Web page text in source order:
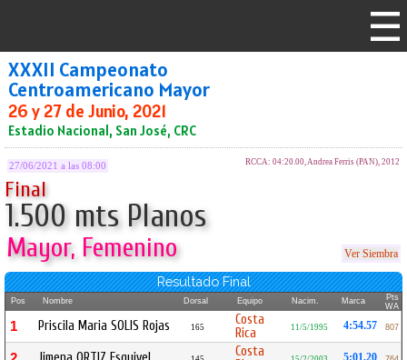
XXXII Campeonato
Centroamericano Mayor
26 y 27 de Junio, 2021
Estadio Nacional, San José, CRC
27/06/2021 a las 08:00 RCCA: 04:20.00, Andrea Ferris (PAN), 2012
Final
1.500 mts Planos
Mayor, Femenino Ver Siembra
Resultado Final
Pos Nombre Dorsal Equipo Nacim. Marca
Pts
WA
1 Priscila Maria SOLIS Rojas 165
Costa
Rica
11/5/1995 4:54.57 807
Costa
5:01.20